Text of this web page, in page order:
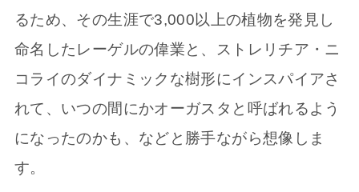
るため、その生涯で3,000以上の植物を発見し
命名したレーゲルの偉業と、ストレリチア・ニ
コライのダイナミックな樹形にインスパイアさ
れて、いつの間にかオーガスタと呼ばれるよう
になったのかも、などと勝手ながら想像しま
す。